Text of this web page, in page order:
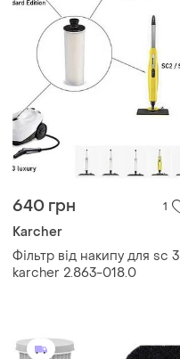
640 грн 1
Karcher
Фільтр від накипу для sc 3
karcher 2.863-018.0